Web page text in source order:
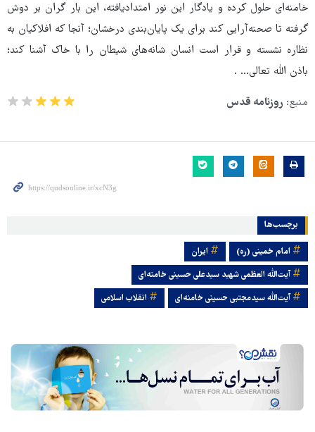
خامنه‌ای حلول کرده و یادگار این نور امتدادیافته، این بار گران بر دوش
گرفته تا صحنه‌آرایی کند برای یک پایان‌بندی درخشان؛ آنجا که افلاکیان به
نظاره نشسته و قرار است انسان شانه‌های شیطان را با خاک آشنا کند؛
باذن الله تعالی... .
منبع: روزنامه قدس
برچسب‌ها
امام خمینی (ره)
ایران
آیت‌الله العظمی شهید سیدعلی حسینی خامنه‌ای
آیت‌الله سیدمجتبی حسینی خامنه‌ای
انقلاب اسلامی